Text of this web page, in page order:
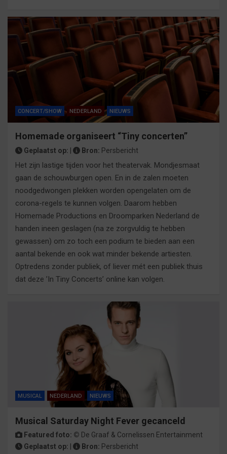
CONCERT/SHOW NEDERLAND NIEUWS
Homemade organiseert “Tiny concerten”
Geplaatst op: Bron: Persbericht
Het zijn lastige tijden voor het theatervak. Mondjesmaat
gaan de schouwburgen open. En in de zalen moeten
noodgedwongen plekken worden opengelaten om de
corona-regels te kunnen volgen. Daarom hebben
Homemade Productions en Droomparken Nederland de
handen ineen geslagen (na ze zorgvuldig te hebben
gewassen) om zo toch een podium te bieden aan een
aantal bekende en ook wat minder bekende artiesten.
Optredens zonder publiek, of liever mét een publiek thuis
dat deze ’In Tiny Concerts’ online kan volgen.
MUSICAL NEDERLAND NIEUWS
Musical Saturday Night Fever gecanceld
Featured foto: © De Graaf & Cornelissen Entertainment
Geplaatst op:
Bron: Persbericht